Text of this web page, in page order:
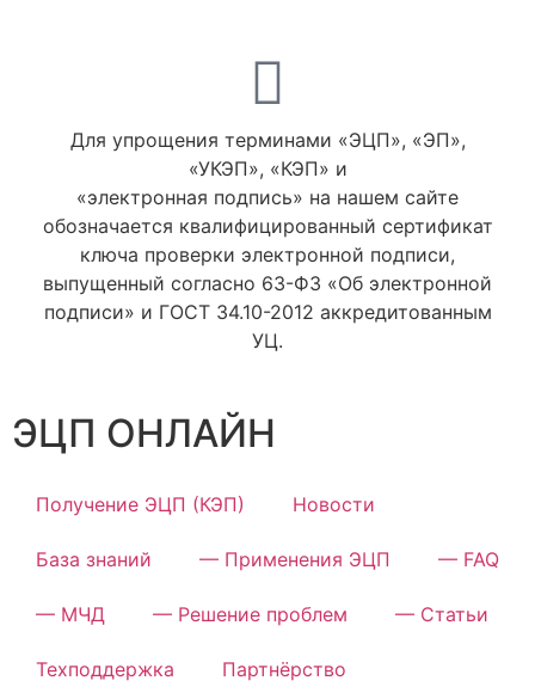
Для упрощения терминами «ЭЦП», «ЭП»,
«УКЭП», «КЭП» и
«электронная подпись» на нашем сайте
обозначается квалифицированный сертификат
ключа проверки электронной подписи,
выпущенный согласно 63-ФЗ «Об электронной
подписи» и ГОСТ 34.10-2012 аккредитованным
УЦ.
ЭЦП ОНЛАЙН
Получение ЭЦП (КЭП) Новости
База знаний — Применения ЭЦП — FAQ
— МЧД — Решение проблем — Статьи
Техподдержка Партнёрство